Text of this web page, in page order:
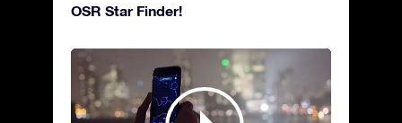
OSR Star Finder!